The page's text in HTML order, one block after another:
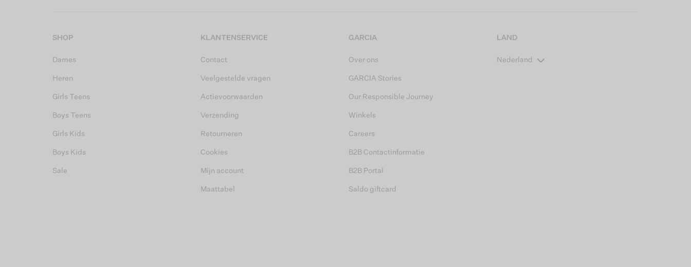
SHOP
Dames
Heren
Girls Teens
Boys Teens
Girls Kids
Boys Kids
Sale
KLANTENSERVICE
Contact
Veelgestelde vragen
Actievoorwaarden
Verzending
Retourneren
Cookies
Mijn account
Maattabel
GARCIA
Over ons
GARCIA Stories
Our Responsible Journey
Winkels
Careers
B2B Contactinformatie
B2B Portal
Saldo giftcard
LAND
Nederland